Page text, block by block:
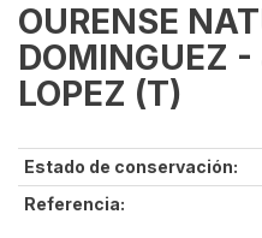
OURENSE
DOMINGUEZ
LOPEZ (T)
Estado de conservación:
Referencia: